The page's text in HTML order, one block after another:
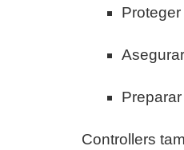
Controllers